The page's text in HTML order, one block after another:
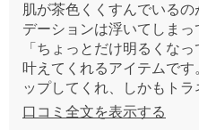
肌が茶色くくすんでいる
デーションは浮いてしま
「ちょっとだけ明るくな
叶えてくれるアイテムで
ップしてくれ、しかもト
をかけすぎない感じがイイ
口コミ全文を表示する